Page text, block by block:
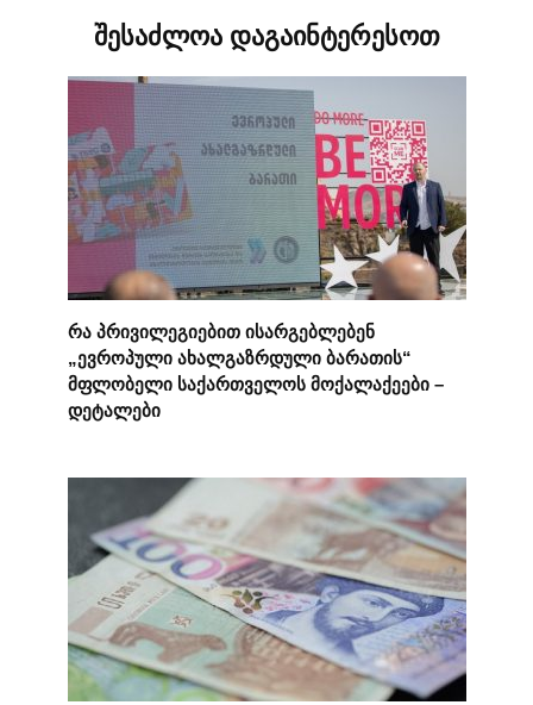
შესაძლოა დაგაინტერესოთ
რა პრივილეგიებით ისარგებლებენ
„ევროპული ახალგაზრდული ბარათის“
მფლობელი საქართველოს მოქალაქეები –
დეტალები